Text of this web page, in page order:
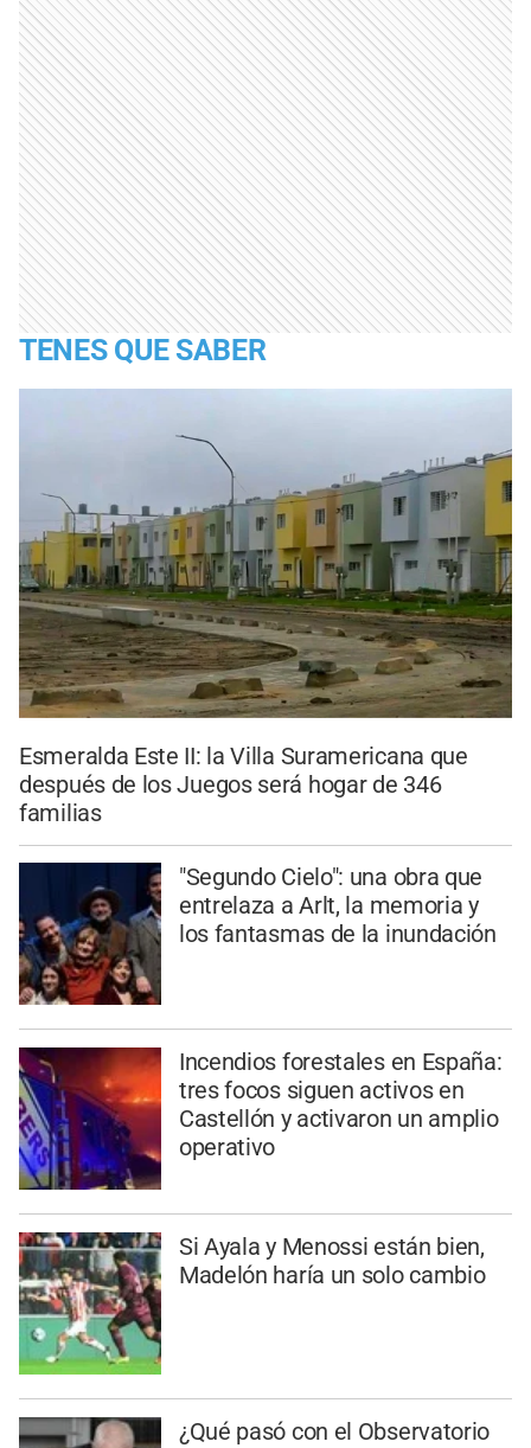
TENES QUE SABER
Esmeralda Este II: la Villa Suramericana que
después de los Juegos será hogar de 346
familias
"Segundo Cielo": una obra que
entrelaza a Arlt, la memoria y
los fantasmas de la inundación
Incendios forestales en España:
tres focos siguen activos en
Castellón y activaron un amplio
operativo
Si Ayala y Menossi están bien,
Madelón haría un solo cambio
¿Qué pasó con el Observatorio